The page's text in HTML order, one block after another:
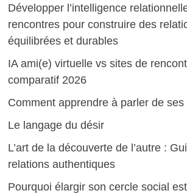
Développer l’intelligence
rencontres pour construire des
équilibrées et durables
IA ami(e) virtuelle vs sites de
comparatif 2026
Comment apprendre à parler de
Le langage du désir
L’art de la découverte de l’autre :
relations authentiques
Pourquoi élargir son cercle social